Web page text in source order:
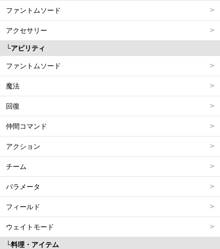
ファントムソード
アクセサリー
アビリティ
ファントムソード
魔法
回復
仲間コマンド
アクション
チーム
パラメータ
フィールド
ウェイトモード
料理・アイテム